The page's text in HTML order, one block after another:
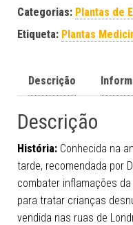
Categorias: Plantas de
Etiqueta: Plantas
Descrição
Descrição
História: Conhecida na
tarde, recomendada por
combater inflamações
para tratar crianças
vendida nas ruas de